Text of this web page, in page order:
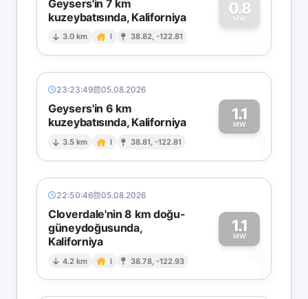
Geysers'in 7 km
kuzeybatısında, Kaliforniya
3.0 km I 38.82, -122.81
0.8
MW
0
23:23:49 05.08.2026
Geysers'in 6 km
kuzeybatısında, Kaliforniya
3.5 km I 38.81, -122.81
1.1
MW1
22:50:46 05.08.2026
Cloverdale'nin 8 km doğu-
güneydoğusunda,
Kaliforniya
4.2 km I 38.78, -122.93
1.1
MW
1